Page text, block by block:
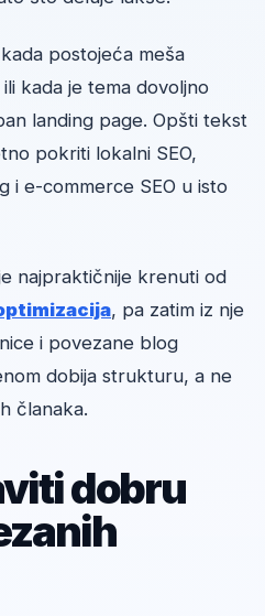
postojeća meša
kada je tema dovoljno
landing page. Opšti tekst
pokriti lokalni SEO,
i e-commerce SEO u isto
najpraktičnije krenuti od
, pa zatim iz nje
i povezane blog
dobija strukturu, a ne
članaka.
dobru